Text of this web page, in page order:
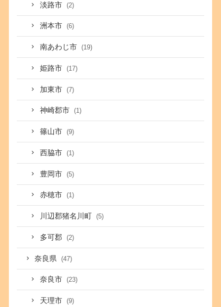
淡路市 (2)
洲本市 (6)
南あわじ市 (19)
姫路市 (17)
加東市 (7)
神崎郡市 (1)
篠山市 (9)
西脇市 (1)
豊岡市 (5)
赤穂市 (1)
川辺郡猪名川町 (5)
多可郡 (2)
奈良県 (47)
奈良市 (23)
天理市 (9)